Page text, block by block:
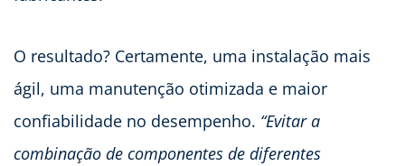
O resultado? Certamente, uma instalação mais
ágil, uma manutenção otimizada e maior
confiabilidade no desempenho. “Evitar a
combinação de componentes de diferentes